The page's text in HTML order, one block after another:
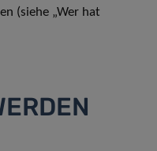
(siehe „Wer hat